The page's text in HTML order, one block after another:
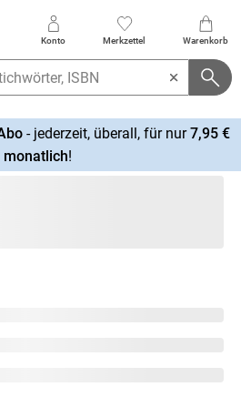
Konto Merkzettel Warenkorb
- jederzeit, überall, für nur7,95 €
monatlich!